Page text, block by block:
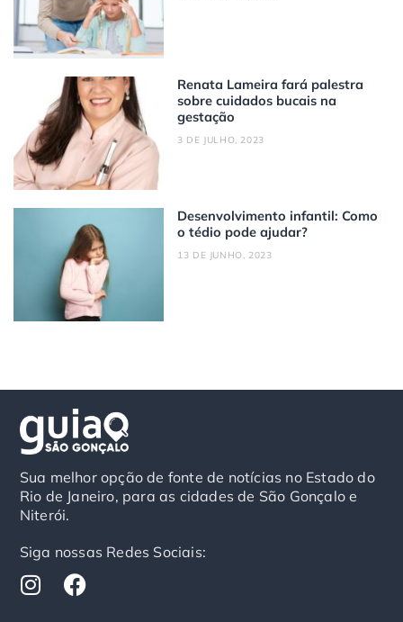
Renata Lameira fará palestra
sobre cuidados bucais na
gestação
3 DE JULHO, 2023
Desenvolvimento infantil: Como
o tédio pode ajudar?
13 DE JUNHO, 2023
Sua melhor opção de fonte de notícias no Estado do
Rio de Janeiro, para as cidades de São Gonçalo e
Niterói.
Siga nossas Redes Sociais:
I
n
F
a